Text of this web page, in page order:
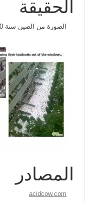
الحقيقة
الصورة من الصين سنة 2010 و كانوا بيحتفلوا بانتهاء الامنتحانات.
المصادر
acidcow.com